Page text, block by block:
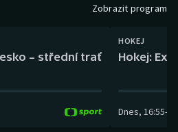
Zobrazit program
– střední trať
HOKEJ
Hokej:
Dnes, 16:55-